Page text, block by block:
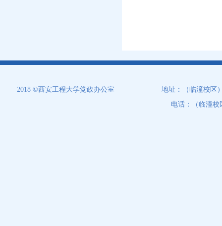
2018 ©西安工程大学党政办公室
地址：（临潼校区
电话：（临潼校